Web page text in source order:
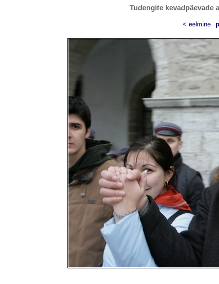
Tudengite kevadpäevade
< eelmine